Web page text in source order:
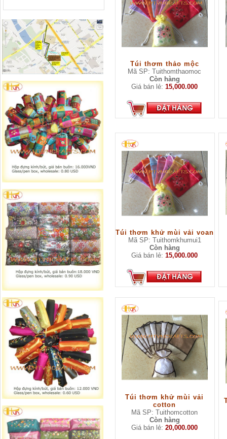
Túi thơm thảo mộc
Mã SP: Tuithomthaomoc
Còn hàng
Giá bán lẻ:15,000.000
Túi thơm khử mùi vải voan
Mã SP: Tuithomkhumui1
Còn hàng
Giá bán lẻ:15,000.000
Túi thơm khử mùi vải
cotton
Mã SP: Tuithomcotton
Còn hàng
Giá bán lẻ:20,000.000